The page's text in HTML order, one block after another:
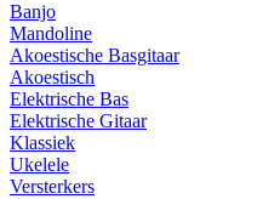
Banjo
Mandoline
Akoestische Basgitaar
Akoestisch
Elektrische Bas
Elektrische Gitaar
Klassiek
Ukelele
Versterkers